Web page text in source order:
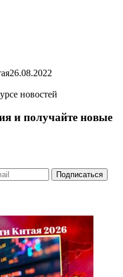
26.08.2022
новостей
и получайте новые